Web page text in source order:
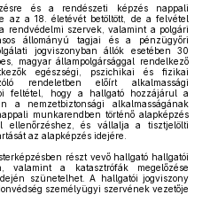
és a rendészeti képzés nappali
az a 18. életévét betöltött, de a felvétel
rendvédelmi szervek, valamint a polgári
állományú tagjai és a pénzügyőri
jogviszonyban állók esetében 30
magyar állampolgársággal rendelkező
egészségi, pszichikai és fizikai
rendeletben előírt alkalmassági
feltétel, hogy a hallgató hozzájárul a
a nemzetbiztonsági alkalmasságának
munkarendben történő alapképzés
ellenőrzéshez, és vállalja a tisztjelölti
az alapképzés idejére.
részt vevő hallgató hallgatói
valamint a katasztrófák megelőzése
szünetelhet. A hallgatói jogviszony
személyügyi szervének vezetője